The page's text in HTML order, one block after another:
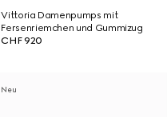
Vittoria Damenpumps mit
Fersenriemchen und Gummizug
CHF 920
Neu